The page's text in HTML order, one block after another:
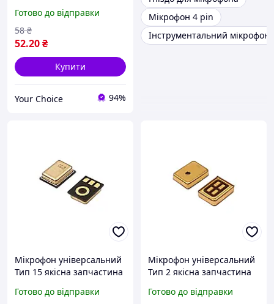
Готово до відправки
52.20₴
58 ₴
Купити
Your Choice 94%
Мікрофон 4 pin
Інструментальний мікрофон
Мікрофон універсальний
Тип 15 якісна запчастина
Готово до відправки
Мікрофон універсальний
Тип 2 якісна запчастина
Готово до відправки